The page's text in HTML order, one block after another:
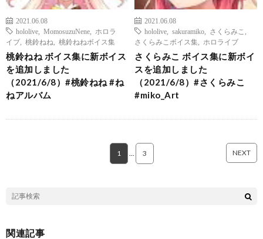
2021.06.08
hololive
MomosuzuNene
ホロラ
イブ
桃鈴ねね 桃鈴ねねボイス集
桃鈴ねね ボイス集に新ボイス
を追加しました
（2021/6/8）#桃鈴ねね #ね
ねアルバム
2021.06.08
hololive
sakuramiko さくらみこ
さくらみこボイス集
ホロライブ
さくらみこ ボイス集に新ボイ
スを追加しました
（2021/6/8）#さくらみこ
#miko_Art
1 3 NEXT
関連記事